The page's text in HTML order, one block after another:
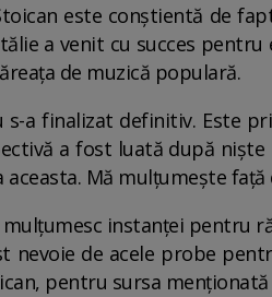
este conștientă de
a venit cu succes
de muzică populară.
s-a finalizat definitiv. Este
a fost luată după
aceasta. Mă mulțumește
mulțumesc instanței pentru
nevoie de acele probe
pentru sursa